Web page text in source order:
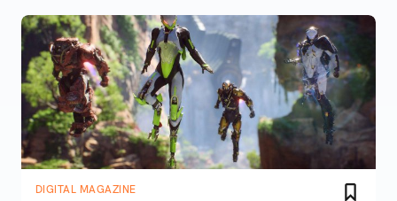
DIGITAL MAGAZINE